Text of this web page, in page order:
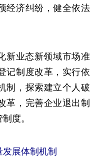
经济纠纷，健全依法
新业态新领域市场准
记制度改革，实行依
制，探索建立个人破
革，完善企业退出制
度。
展体制机制